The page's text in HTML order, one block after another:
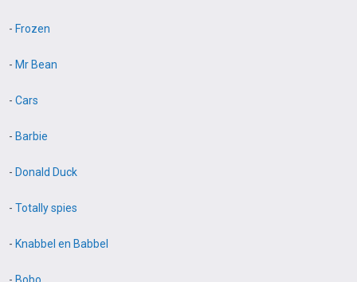
- Frozen
- Mr Bean
-Cars
- Barbie
- Donald Duck
-Totally spies
- Knabbel en Babbel